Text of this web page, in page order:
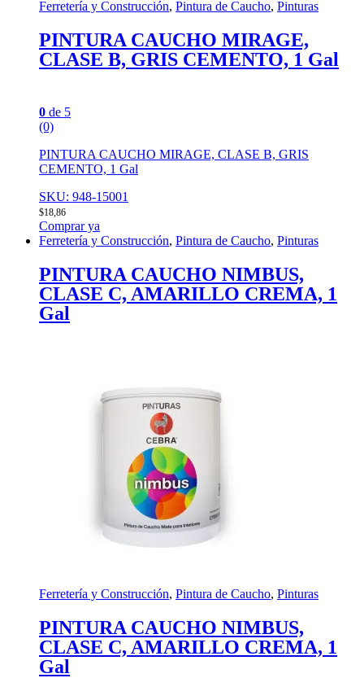
Ferretería y Construcción, Pintura de Caucho, Pinturas
PINTURA CAUCHO MIRAGE,
CLASE B, GRIS CEMENTO, 1 Gal
0 de 5
(0)
PINTURA CAUCHO MIRAGE, CLASE B, GRIS
CEMENTO, 1 Gal
SKU: 948-15001
$18,86
Comprar ya
Ferretería y Construcción, Pintura de Caucho, Pinturas
PINTURA CAUCHO NIMBUS,
CLASE C, AMARILLO CREMA, 1
Gal
Ferretería y Construcción, Pintura de Caucho, Pinturas
PINTURA CAUCHO NIMBUS,
CLASE C, AMARILLO CREMA, 1
Gal